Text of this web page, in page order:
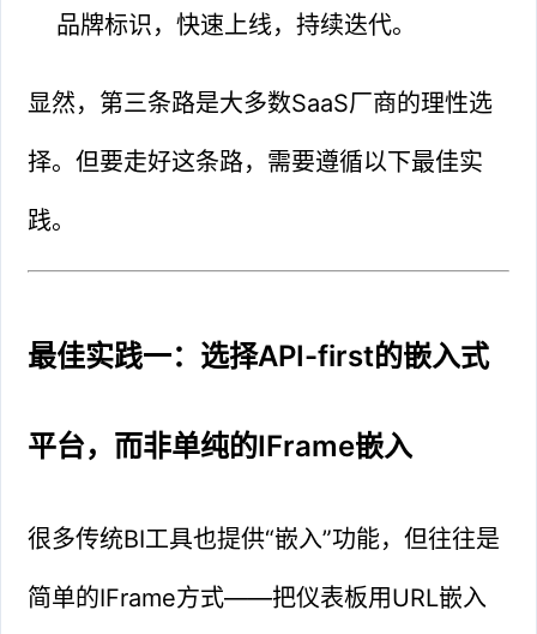
品牌标识，快速上线，持续迭代。
显然，第三条路是大多数SaaS厂商的理性选
择。但要走好这条路，需要遵循以下最佳实
践。
最佳实践一：选择API-first的嵌入式
平台，而非单纯的IFrame嵌入
很多传统BI工具也提供“嵌入”功能，但往往是
简单的IFrame方式——把仪表板用URL嵌入